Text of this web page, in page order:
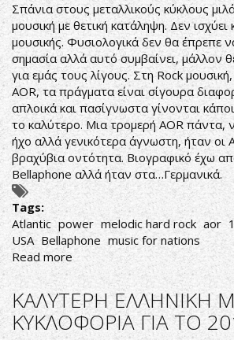
Σπάνια στους μεταλλικούς κύκλους
μουσική με θετική κατάληψη. Δεν ισχύει
μουσικής. Φυσιολογικά δεν θα έπρεπε
σημασία αλλά αυτό συμβαίνει, μάλλον
για εμάς τους λίγους. Στη Rock
AOR, τα πράγματα είναι σίγουρα
απλοικά και πασίγνωστα γίνονται
το καλύτερο. Μια τρομερή AOR πάντα,
ήχο αλλά γενικότερα άγνωστη, ήταν οι
βραχύβια οντότητα. Βιογραφικό έχω
Bellaphone αλλά ήταν στα…Γερμανικά.
Tags:
Atlantic power melodic hard rock aor
USA Bellaphone music for nations
Read more about
Atlantic-
Power
ΚΑΛΥΤΕΡΗ ΕΛΛΗΝΙΚΗ
ΚΥΚΛΟΦΟΡΙΑ ΓΙΑ ΤΟ